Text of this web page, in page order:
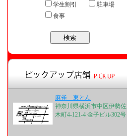
学生割引
駐車場
食事
麻雀 東とん
神奈川県横浜市中区伊勢佐
木町4-121-4 金子ビル302号